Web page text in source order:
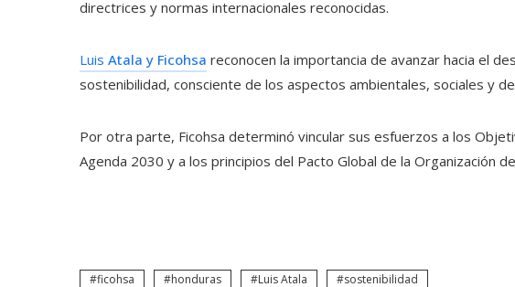
directrices y normas internacionales reconocidas.
Luis Atala y Ficohsa reconocen la importancia de avanzar hacia el
sostenibilidad, consciente de los aspectos ambientales, sociales y
Por otra parte, Ficohsa determinó vincular sus esfuerzos a los
Agenda 2030 y a los principios del Pacto Global de la Organización
ficohsa honduras Luis Atala sostenibilidad